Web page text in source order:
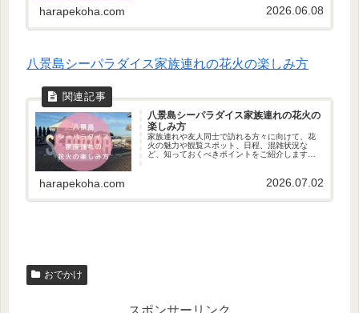
くの生ドーナツの中から選びたい」なら、渋谷
harapekoha.com 2026.06.08
八景島シーパラダイス家族連れの花火の楽しみ方
八景島シーパラダイス家族連れの花火の
楽しみ方
家族連れや友人同士で訪れる方々に向けて、花
火の魅力や観覧スポット、日程、混雑状況な
ど、知っておくべきポイントをご紹介します。
harapekoha.com 2026.07.02
おでかけ
スポンサーリンク